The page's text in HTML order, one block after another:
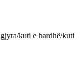
kuti e bardhë/kuti